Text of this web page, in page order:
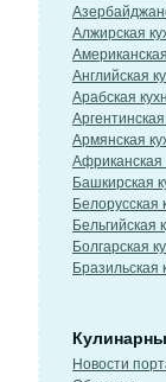
Алжирская
Английская
Арабская
Аргентинская
Армянская
Африканская
Башкирская
Белорусская
Бельгийская
Болгарская
Бразильская
Новости